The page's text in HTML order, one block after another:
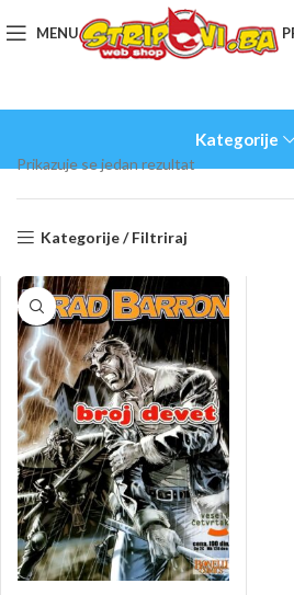
MENU
Kategorije
Prikazuje se jedan rezultat
Kategorije / Filtriraj